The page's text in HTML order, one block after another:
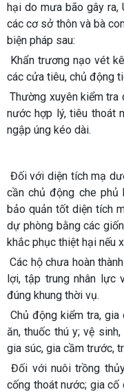
hại do mưa bão gây ra,
các cơ sở thôn và bà
biện pháp sau:
Khẩn trương nạo vét
các cửa tiêu, chủ động
Thường xuyên kiểm
nước hợp lý, tiêu thoát
ngập úng kéo dài.
Đối với diện tích mạ
cần chủ động che phủ
bảo quản tốt diện tích
dự phòng bằng các
khắc phục thiệt hại nếu
Các hộ chưa hoàn
lợi, tập trung nhân lực
đúng khung thời vụ.
Chủ động kiểm tra,
ăn, thuốc thú y; vệ
gia súc, gia cầm trước,
Đối với nuôi trồng
cống thoát nước; gia